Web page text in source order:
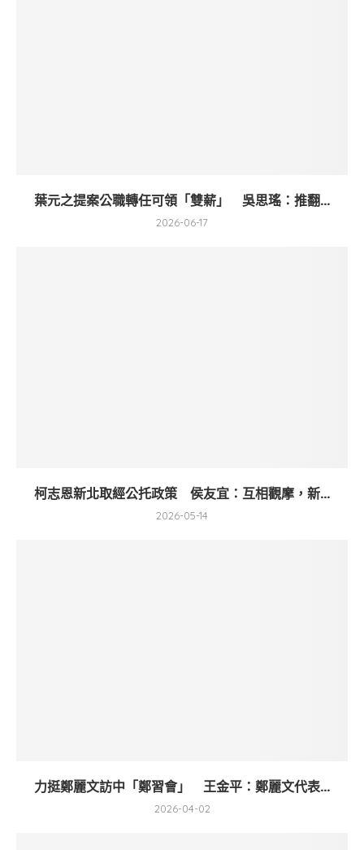
葉元之提案公職轉任可領「雙薪」 吳思瑤：推翻...
2026-06-17
柯志恩新北取經公托政策 侯友宜：互相觀摩，新...
2026-05-14
力挺鄭麗文訪中「鄭習會」 王金平：鄭麗文代表...
2026-04-02